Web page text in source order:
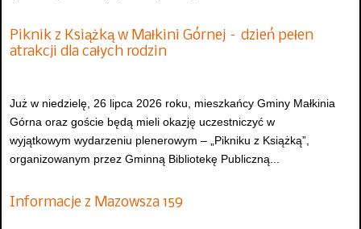
Piknik z Książką w Małkini Górnej – dzień pełen
atrakcji dla całych rodzin
Już w niedzielę, 26 lipca 2026 roku, mieszkańcy Gminy Małkinia
Górna oraz goście będą mieli okazję uczestniczyć w
wyjątkowym wydarzeniu plenerowym – „Pikniku z Książką”,
organizowanym przez Gminną Bibliotekę Publiczną...
Informacje z Mazowsza 159